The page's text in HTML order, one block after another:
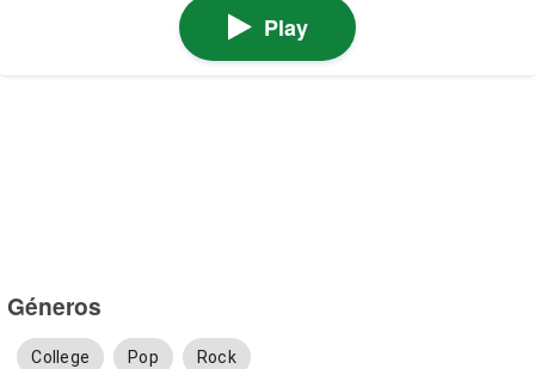
Play
Géneros
College Pop Rock